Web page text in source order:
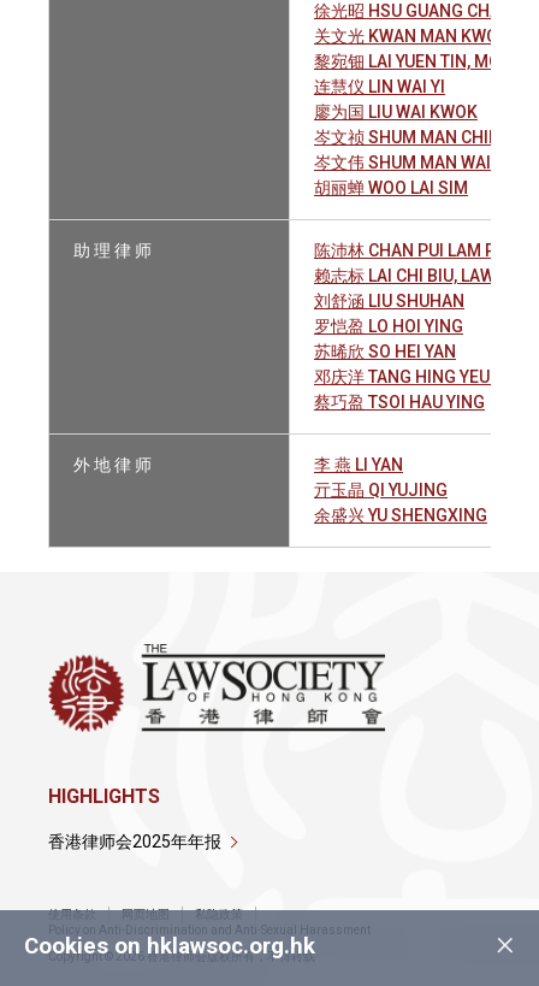
徐光昭 HSU GUANG CHAO
关文光 KWAN MAN KWONG
黎宛钿 LAI YUEN TIN, MONICA
连慧仪 LIN WAI YI
廖为国 LIU WAI KWOK
岑文祯 SHUM MAN CHING
岑文伟 SHUM MAN WAI
胡丽蝉 WOO LAI SIM
助 理 律 师
陈沛林 CHAN PUI LAM PETER
赖志标 LAI CHI BIU,
刘舒涵 LIU SHUHAN
罗恺盈 LO HOI YING
苏晞欣 SO HEI YAN
邓庆洋 TANG HING YEUNG
蔡巧盈 TSOI HAU YING
外 地 律 师
李 燕 LI YAN
亓玉晶 QI YUJING
余盛兴 YU SHENGXING
×
Cookies on hklawsoc.org.hk
HIGHLIGHTS
香港律师会2025年年报
使用条款 网页地图
私隐政策
Policy on Anti-Discrimination and Anti-Sexual Harassment
Copyright © 2026 香港律师会版权所有，不得转载